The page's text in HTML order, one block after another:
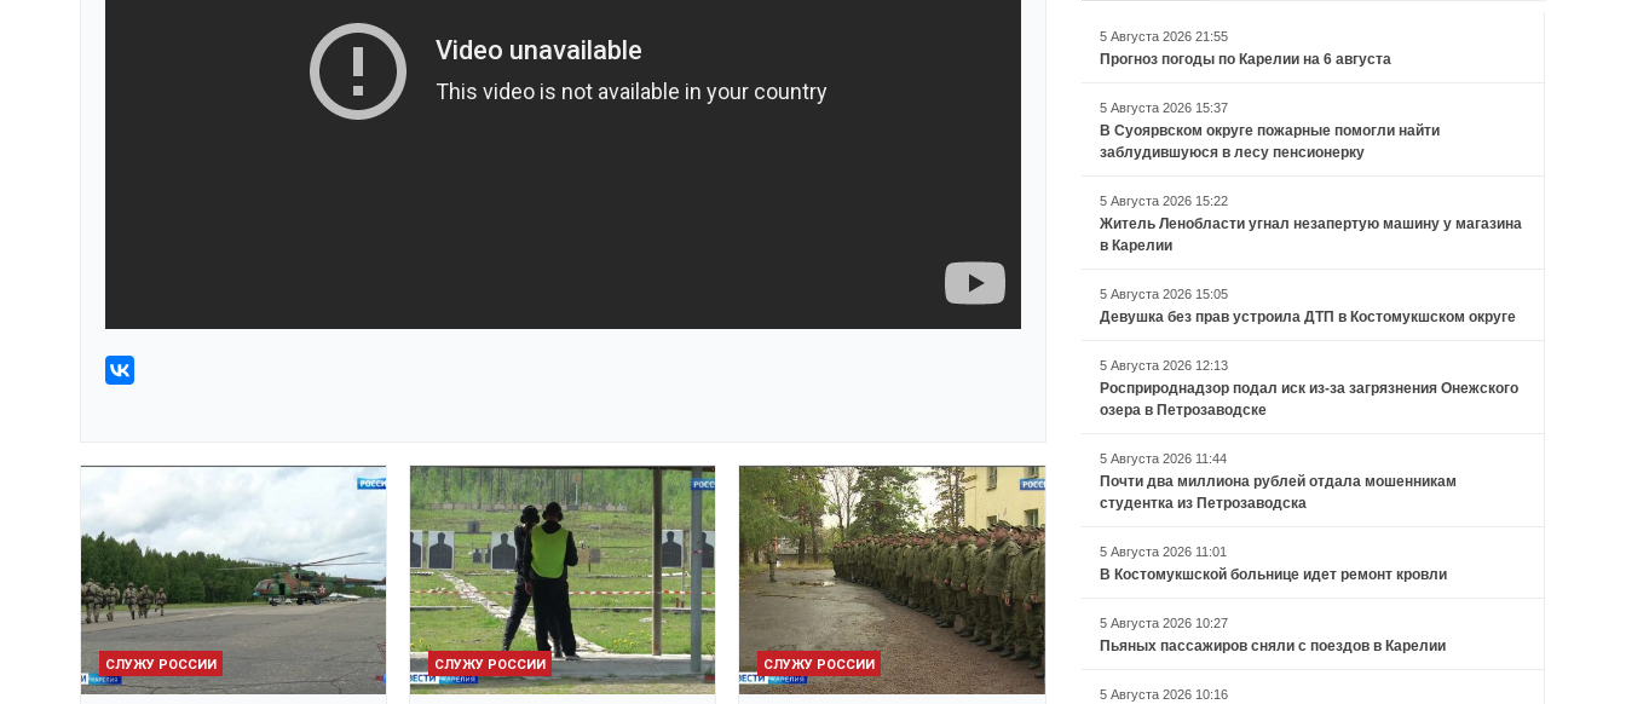
СЛУЖУ РОССИИ СЛУЖУ РОССИИ СЛУЖУ РОССИИ
5 Августа 2026 21:55
Прогноз погоды по Карелии на 6 августа
5 Августа 2026 15:37
В Суоярвском округе пожарные помогли найти
заблудившуюся в лесу пенсионерку
5 Августа 2026 15:22
Житель Ленобласти угнал незапертую машину у магазина
в Карелии
5 Августа 2026 15:05
Девушка без прав устроила ДТП в Костомукшском округе
5 Августа 2026 12:13
Росприроднадзор подал иск из-за загрязнения Онежского
озера в Петрозаводске
5 Августа 2026 11:44
Почти два миллиона рублей отдала мошенникам
студентка из Петрозаводска
5 Августа 2026 11:01
В Костомукшской больнице идет ремонт кровли
5 Августа 2026 10:27
Пьяных пассажиров сняли с поездов в Карелии
5 Августа 2026 10:16